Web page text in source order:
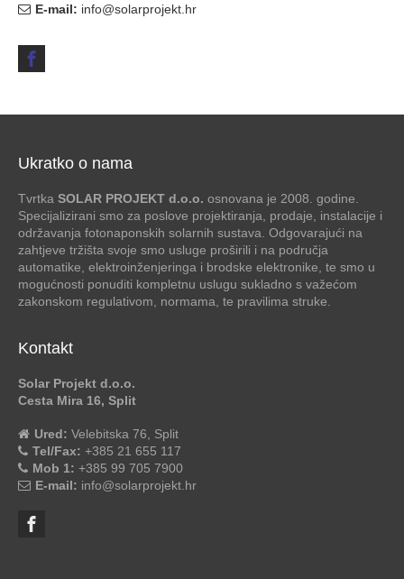
E-mail: info@solarprojekt.hr
Ukratko o nama
Tvrtka SOLAR PROJEKT d.o.o. osnovana je 2008. godine.
Specijalizirani smo za poslove projektiranja, prodaje, instalacije i
održavanja fotonaponskih solarnih sustava. Odgovarajući na
zahtjeve tržišta svoje smo usluge proširili i na područja
automatike, elektroinženjeringa i brodske elektronike, te smo u
mogućnosti ponuditi kompletnu uslugu sukladno s važećom
zakonskom regulativom, normama, te pravilima struke.
Kontakt
Solar Projekt d.o.o.
Cesta Mira 16, Split
Ured: Velebitska 76, Split
Tel/Fax: +385 21 655 117
Mob 1: +385 99 705 7900
E-mail: info@solarprojekt.hr